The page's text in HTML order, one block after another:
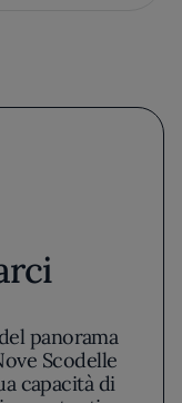
panorama
Scodelle
capacità di